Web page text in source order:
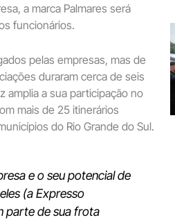
a marca Palmares será
funcionários.
pelas empresas, mas de
duraram cerca de seis
amplia a sua participação no
mais de 25 itinerários
do Rio Grande do Sul.
e o seu potencial de
(a Expresso
parte de sua frota